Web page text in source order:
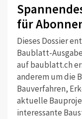
für
Dieses Dossier
Baublatt-
auf baublatt.ch
anderem um die
Bauverfahren,
aktuelle
interessante